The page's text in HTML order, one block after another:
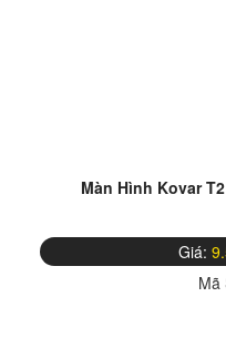
Màn Hình Kovar
Giá:
Mã